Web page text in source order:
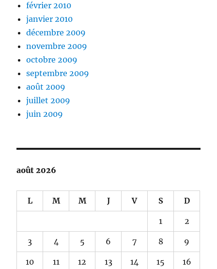
février 2010
janvier 2010
décembre 2009
novembre 2009
octobre 2009
septembre 2009
août 2009
juillet 2009
juin 2009
août 2026
L M M J V S D
1 2
3 4 5 6 7 8 9
10 11 12 13 14 15 16